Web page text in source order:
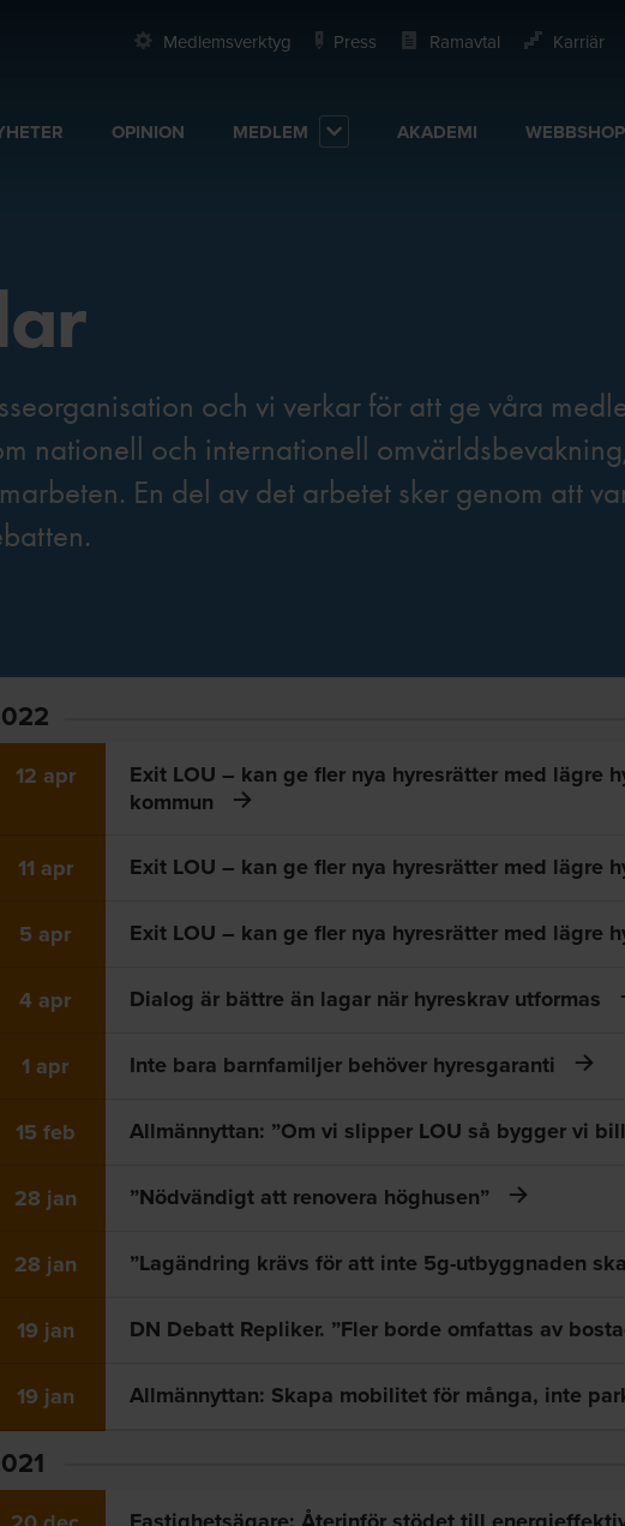
Medlemsverktyg Press Ramavtal Karriär
OPINION MEDLEM AKADEMI WEBBSHOP
och vi verkar för att ge våra
nationell och internationell
En del av det arbetet sker genom att
12 apr
Exit LOU – kan ge fler nya hyresrätter med lägre
kommun
11 apr Exit LOU – kan ge fler nya hyresrätter med lägre
5 apr Exit LOU – kan ge fler nya hyresrätter med lägre
4 apr Dialog är bättre än lagar när hyreskrav utformas
1 apr Inte bara barnfamiljer behöver hyresgaranti
15 feb Allmännyttan: ”Om vi slipper LOU så bygger vi
28 jan ”Nödvändigt att renovera höghusen”
28 jan ”Lagändring krävs för att inte 5g-utbyggnaden
19 jan DN Debatt Repliker. ”Fler borde omfattas av
19 jan Allmännyttan: Skapa mobilitet för många, inte